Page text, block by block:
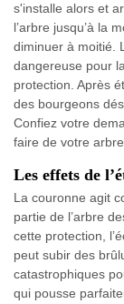
s'installe alors et
l’arbre jusqu’à la
diminuer à moitié.
dangereuse pour
protection. Après
des bourgeons
Confiez votre
faire de votre
Les effets de
La couronne agit
partie de l’arbre
cette protection,
peut subir des
catastrophiques
qui pousse